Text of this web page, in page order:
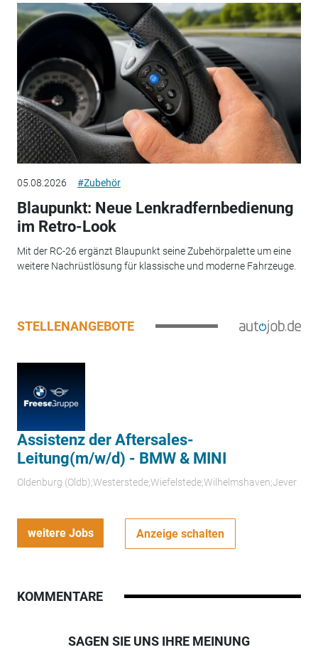
05.08.2026 #Zubehör
Blaupunkt: Neue Lenkradfernbedienung
im Retro-Look
Mit der RC-26 ergänzt Blaupunkt seine Zubehörpalette um eine
weitere Nachrüstlösung für klassische und moderne Fahrzeuge.
STELLENANGEBOTE
Assistenz der Aftersales-
Leitung(m/w/d) - BMW & MINI
Oldenburg (Oldb);Westerstede;Wiefelstede;Wilhelmshaven;Jever
weitere Jobs Anzeige schalten
KOMMENTARE
SAGEN SIE UNS IHRE MEINUNG